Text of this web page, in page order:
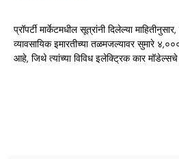
प्रॉपर्टी मार्केटमधील सूत्रांनी दिलेल्या
व्यावसायिक इमारतीच्या तळमजल्यावर सुमारे
आहे, जिथे त्यांच्या विविध इलेक्ट्रिक कार